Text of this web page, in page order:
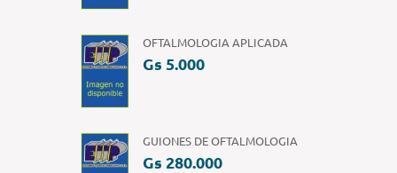
OFTALMOLOGIA APLICADA
Gs 5.000
GUIONES DE OFTALMOLOGIA
Gs 280.000